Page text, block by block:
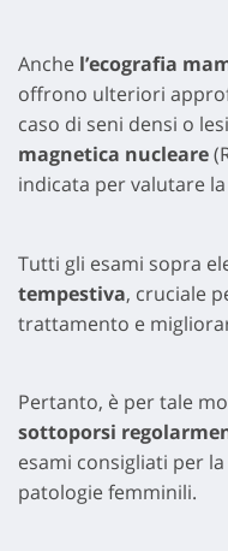
Anche l’ecografia
offrono ulteriori
caso di seni densi o
magnetica nucleare
indicata per valutare
Tutti gli esami sopra
tempestiva, cruciale
trattamento e
Pertanto, è per tale
sottoporsi
esami consigliati per
patologie femminili.